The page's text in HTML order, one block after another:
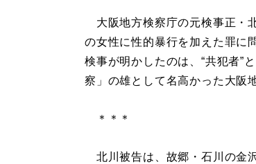
大阪地方検察庁の元検事正・
の女性に性的暴行を加えた罪に
検事が明かしたのは、“共犯者”
察」の雄として名高かった大阪
＊＊＊
北川被告は、故郷・石川の金